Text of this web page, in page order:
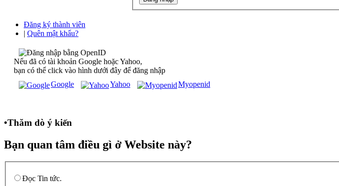
Đăng ký thành viên
| Quên mật khẩu?
Nếu đã có tài khoản Google hoặc Yahoo,
bạn có thể click vào hình dưới đây để đăng nhập
Google
Yahoo Myopenid
•Thăm dò ý kiến
Bạn quan tâm điều gì ở Website này?
Đọc Tin tức.